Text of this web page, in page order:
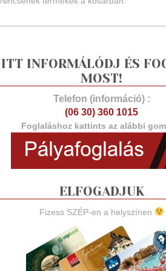
ITT INFORMÁLÓDJ ÉS
MOST!
Telefon (információ) :
(06 30) 360 1015
Foglaláshoz kattints az alábbi
ELFOGADJUK
Fizess SZÉP-en a helyszínen